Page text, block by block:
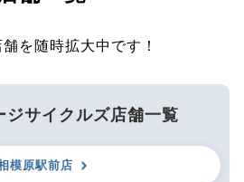
を随時拡大中です！
ジサイクルズ店舗一覧
模原駅前店